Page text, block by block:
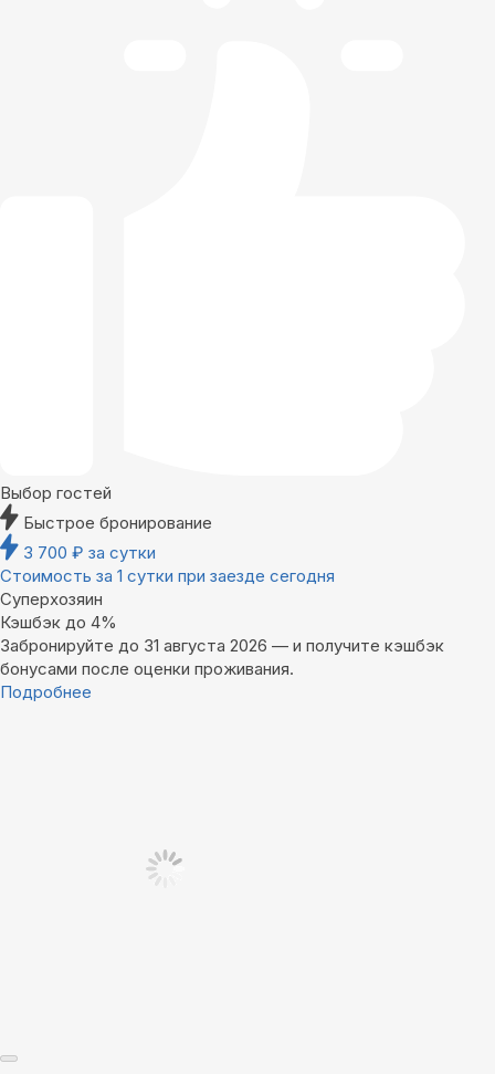
Выбор гостей
Быстрое бронирование
3 700 ₽ за сутки
Стоимость за 1 сутки при заезде сегодня
Суперхозяин
Кэшбэк до 4%
Забронируйте до 31 августа 2026 — и получите кэшбэк
бонусами после оценки проживания.
Подробнее